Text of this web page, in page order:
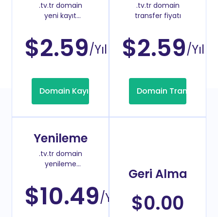
.tv.tr domain
yeni kayıt
$2.59/Yıl
Domain Kayıt
.tv.tr domain
transfer fiyatı
$2.59/Yıl
Domain Transfer
Yenileme
.tv.tr domain
yenileme
$10.49/Yıl
Geri Alma
$0.00